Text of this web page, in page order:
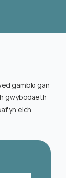
gamblo gan
gwybodaeth
yn eich